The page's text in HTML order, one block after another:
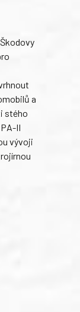
a
stého
II
vývoji